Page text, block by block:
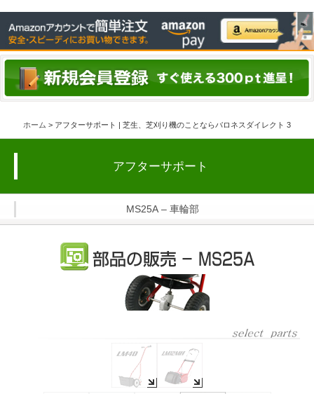
ホーム > アフターサポート | 芝生、芝刈り機のことならバロネスダイレクト 3
アフターサポート
MS25A – 車輪部